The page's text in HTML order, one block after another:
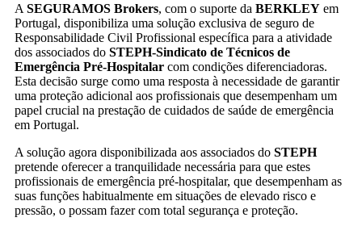
A SEGURAMOS Brokers, com o suporte da BERKLEY em
Portugal, disponibiliza uma solução exclusiva de seguro de
Responsabilidade Civil Profissional específica para a atividade
dos associados do STEPH-Sindicato de Técnicos de
Emergência Pré-Hospitalar com condições diferenciadoras.
Esta decisão surge como uma resposta à necessidade de garantir
uma proteção adicional aos profissionais que desempenham um
papel crucial na prestação de cuidados de saúde de emergência
em Portugal.
A solução agora disponibilizada aos associados do STEPH
pretende oferecer a tranquilidade necessária para que estes
profissionais de emergência pré-hospitalar, que desempenham as
suas funções habitualmente em situações de elevado risco e
pressão, o possam fazer com total segurança e proteção.